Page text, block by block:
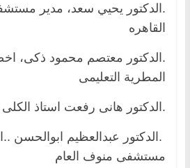
.الدكتور يحيي سعد، مدير
القاهره
.الدكتور معتصم محمود ذكى،
المطرية التعليمى
.الدكتور هانى رفعت استاذ
.الدكتور عبدالعظيم
مستشفى منوف العام